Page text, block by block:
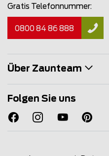
Gratis Telefonnummer:
0800 84 86 888
Über Zaunteam
Folgen Sie uns